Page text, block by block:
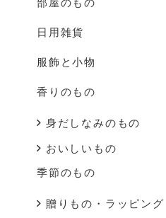
グラス・カップ
箸・カトラリー
盆・トレー
その他
調理道具
ふきん・タオル
その他
部屋のものの一覧
照明
家具
花器
インテリア雑貨
その他
日用雑貨
日用雑貨の一覧
掃除道具
布もの・タオル
ハンドソープ・石鹸
スキンケア
文房具
服飾と小物
服飾と小物の一覧
洋服
バッグ・帽子
アクセサリー
靴下
香りのもの
香りのものの一覧
アロマ用品
キャンドル
身だしなみのもの
おいしいもの
季節のもの
季節のものの一覧
贈りもの・ラッピング